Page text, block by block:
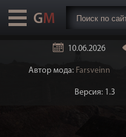
10.06.2026
Автор мода: Farsveinn
Версия: 1.3